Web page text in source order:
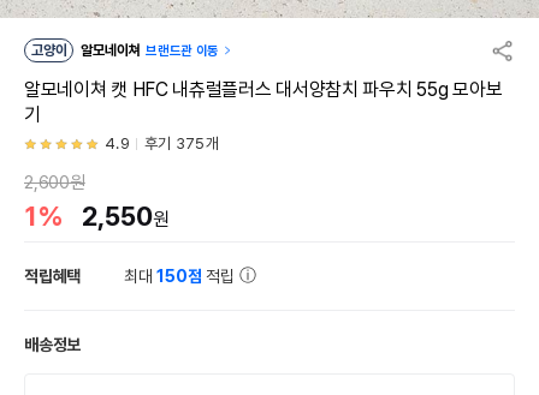
고양이 알모네이쳐 브랜드관 이동
알모네이쳐 캣 HFC 내츄럴플러스 대서양참치 파우치 55g 모아보
기
4.9 후기 375개
2,600원
1% 2,550원
적립혜택 최대150점 적립
배송정보